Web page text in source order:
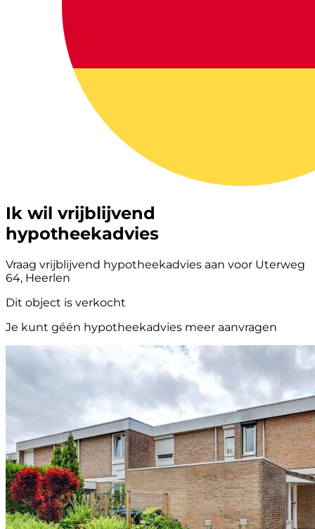
Ik wil vrijblijvend
hypotheekadvies
Vraag vrijblijvend hypotheekadvies aan voor Uterweg
64, Heerlen
Dit object is verkocht
Je kunt géén hypotheekadvies meer aanvragen